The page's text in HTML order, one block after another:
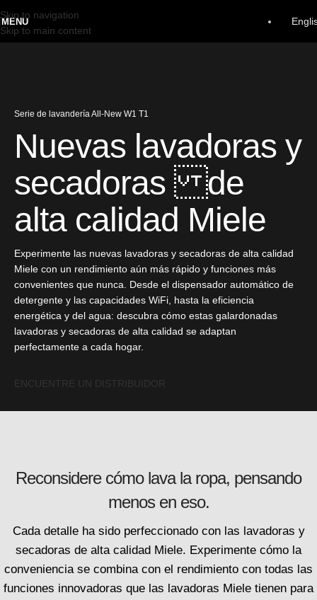
Skip to navigation
Skip to main content
MENU
Serie de lavandería All-New W1 T1
Nuevas lavadoras y
secadoras de
alta calidad Miele
Experimente las nuevas lavadoras y secadoras de alta calidad
Miele con un rendimiento aún más rápido y funciones más
convenientes que nunca. Desde el dispensador automático de
detergente y las capacidades WiFi, hasta la eficiencia
energética y del agua: descubra cómo estas galardonadas
lavadoras y secadoras de alta calidad se adaptan
perfectamente a cada hogar.
ENCUENTRE UN DISTRIBUIDOR
Reconsidere cómo lava la ropa, pensando
menos en eso.
Cada detalle ha sido perfeccionado con las lavadoras y
secadoras de alta calidad Miele. Experimente cómo la
conveniencia se combina con el rendimiento con todas las
funciones innovadoras que las lavadoras Miele tienen para